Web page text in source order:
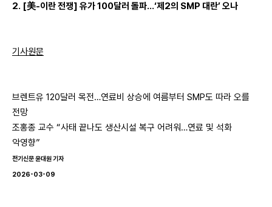
2. [美-이란 전쟁] 유가 100달러 돌파…‘제2의 SMP 대란’ 오나
기사원문
브렌트유 120달러 목전…연료비 상승에 여름부터 SMP도 따라 오를
전망
조홍종 교수 “사태 끝나도 생산시설 복구 어려워…연료 및 석화
악영향”
전기신문 윤대원 기자
2026-03-09